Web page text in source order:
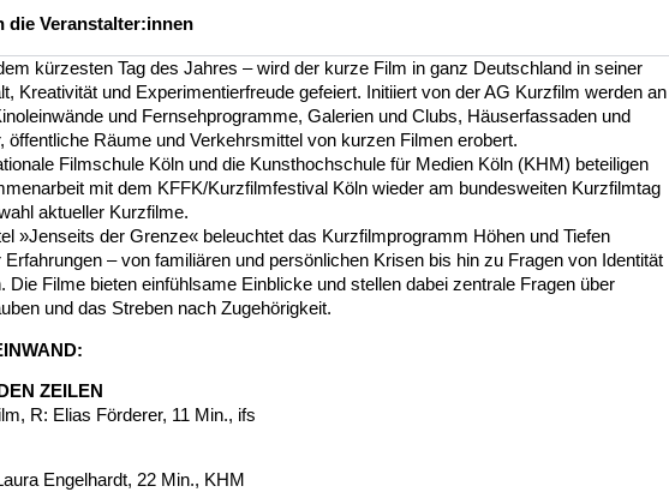
die Veranstalter:innen
kürzesten Tag des Jahres – wird der kurze Film in ganz Deutschland in seiner
Kreativität und Experimentierfreude gefeiert. Initiiert von der AG Kurzfilm werden an
und Fernsehprogramme, Galerien und Clubs, Häuserfassaden und
öffentliche Räume und Verkehrsmittel von kurzen Filmen erobert.
Filmschule Köln und die Kunsthochschule für Medien Köln (KHM) beteiligen
mit dem KFFK/Kurzfilmfestival Köln wieder am bundesweiten Kurzfilmtag
aktueller Kurzfilme.
»Jenseits der Grenze« beleuchtet das Kurzfilmprogramm Höhen und Tiefen
– von familiären und persönlichen Krisen bis hin zu Fragen von Identität
Die Filme bieten einfühlsame Einblicke und stellen dabei zentrale Fragen über
und das Streben nach Zugehörigkeit.
ZEILEN
R: Elias Förderer, 11 Min., ifs
Engelhardt, 22 Min., KHM